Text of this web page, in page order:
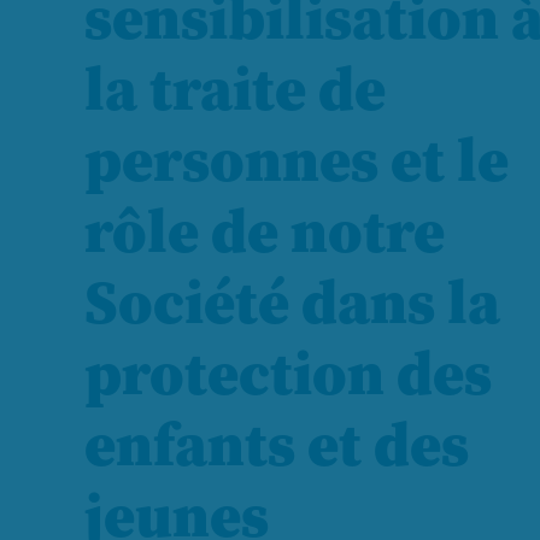
sensibilisation
la traite de
personnes et le
rôle de notre
Société dans la
protection des
enfants et des
jeunes